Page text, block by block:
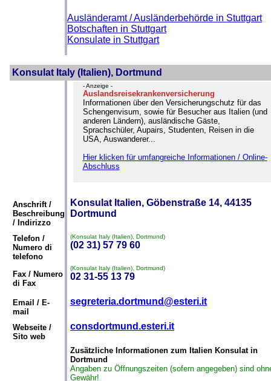
Ausländeramt / Ausländerbehörde in Stuttgart
Botschaften in Stuttgart
Konsulate in Stuttgart
Konsulat Italy (Italien), Dortmund
- Anzeige -
Auslandsreisekrankenversicherung
Informationen über den Versicherungschutz für das
Schengenvisum, sowie für Besucher aus Italien (und
anderen Ländern), ausländische Gäste,
Sprachschüler, Aupairs, Studenten, Reisen in die
USA, Auswanderer...
Hier klicken für umfangreiche Informationen / Online-
Abschluss
Anschrift /
Beschreibung
/ Indirizzo
Konsulat Italien, Göbenstraße 14, 44135
Dortmund
Telefon /
Numero di
telefono
(Konsulat Italy (Italien), Dortmund)
(02 31) 57 79 60
Fax / Numero
di Fax
(Konsulat Italy (Italien), Dortmund)
02 31-55 13 79
Email / E-
mail
segreteria.dortmund@esteri.it
Webseite /
Sito web
consdortmund.esteri.it
Zusätzliche Informationen zum Italien Konsulat in
Dortmund
Angaben zu Öffnungszeiten (sofern angegeben) sind
Gewähr!